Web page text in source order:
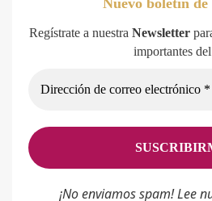
Regístrate a nuestra Newsletter
importantes
¡No enviamos spam! Lee